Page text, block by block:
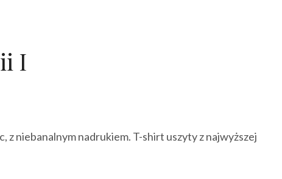
I
z niebanalnym nadrukiem. T-shirt uszyty z najwyższej